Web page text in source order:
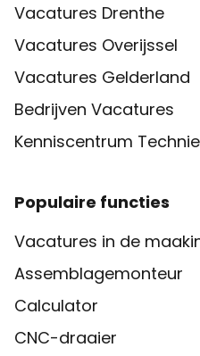
Vacatures Drenthe
Vacatures Overijssel
Vacatures Gelderland
Bedrijven Vacatures
Kenniscentrum
Populaire functies
Vacatures in de
Assemblagemonteur
Calculator
CNC-draaier